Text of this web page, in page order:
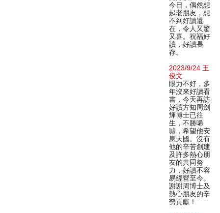
今日，偶然想
起老朋友，想
不到好讀還
在，令人又驚
又喜。祝福好
讀，好讀長
存。
2023/9/24 王
俊文
眼力不好，多
年沒來好讀看
書，今天再訪
好讀方知周劍
輝博士已往
生，不勝唏
噓，希望他安
息天國。沒有
他的辛苦創建
及許多熱心朋
友的共同努
力，好讀不容
易經營至今。
謝謝周博士及
熱心朋友的辛
勞貢獻！